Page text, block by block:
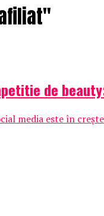
de
media este în